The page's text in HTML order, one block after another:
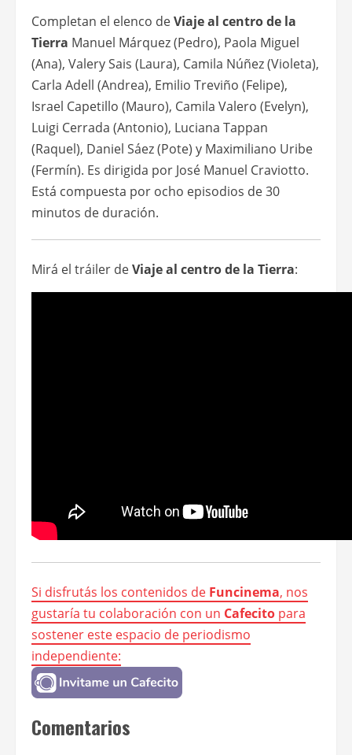
Completan el elenco deViaje al centro de la
Tierra Manuel Márquez (Pedro), Paola Miguel
(Ana), Valery Sais (Laura), Camila Núñez (Violeta),
Carla Adell (Andrea), Emilio Treviño (Felipe),
Israel Capetillo (Mauro), Camila Valero (Evelyn),
Luigi Cerrada (Antonio), Luciana Tappan
(Raquel), Daniel Sáez (Pote) y Maximiliano Uribe
(Fermín). Es dirigida por José Manuel Craviotto.
Está compuesta por ocho episodios de 30
minutos de duración.
Mirá el tráiler deViaje al centro de la Tierra:
Si disfrutás los contenidos de Funcinema, nos
gustaría tu colaboración con un Cafecito para
sostener este espacio de periodismo
independiente:
Comentarios